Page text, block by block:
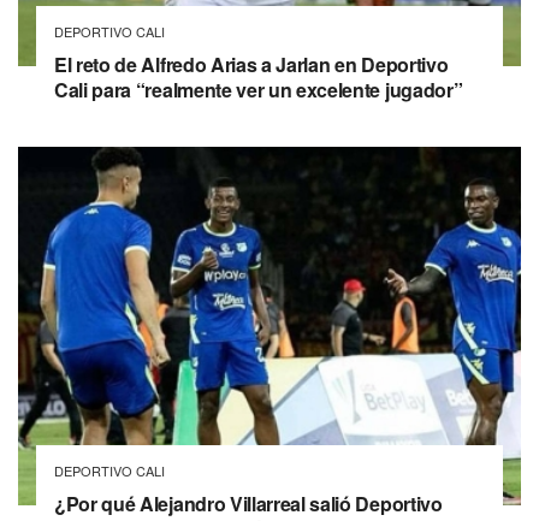
DEPORTIVO CALI
El reto de Alfredo Arias a Jarlan en Deportivo
Cali para “realmente ver un excelente jugador”
DEPORTIVO CALI
¿Por qué Alejandro Villarreal salió Deportivo